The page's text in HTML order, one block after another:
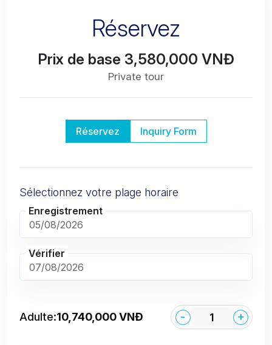
Réservez
Prix de base 3,580,000 VNĐ
Private tour
Réservez Inquiry Form
Sélectionnez votre plage horaire
Enregistrement
Vérifier
Adulte:10,740,000 VNĐ - +